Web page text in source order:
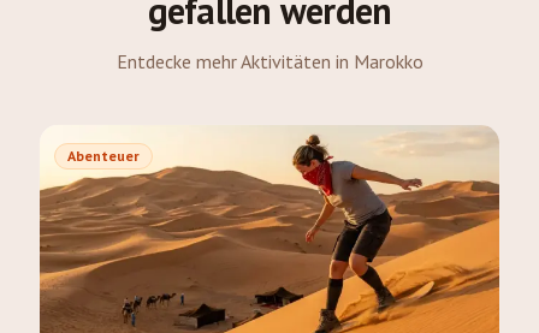
gefallen werden
Entdecke mehr Aktivitäten in Marokko
Abenteuer